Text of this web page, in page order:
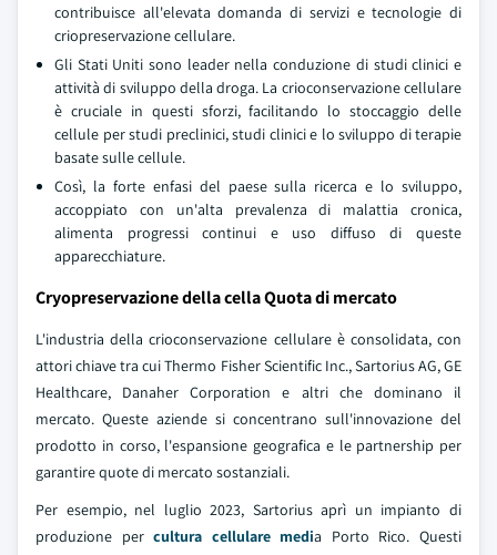
contribuisce all'elevata domanda di servizi e tecnologie di
criopreservazione cellulare.
Gli Stati Uniti sono leader nella conduzione di studi clinici e
attività di sviluppo della droga. La crioconservazione cellulare
è cruciale in questi sforzi, facilitando lo stoccaggio delle
cellule per studi preclinici, studi clinici e lo sviluppo di terapie
basate sulle cellule.
Così, la forte enfasi del paese sulla ricerca e lo sviluppo,
accoppiato con un'alta prevalenza di malattia cronica,
alimenta progressi continui e uso diffuso di queste
apparecchiature.
Cryopreservazione della cella Quota di mercato
L'industria della crioconservazione cellulare è consolidata, con
attori chiave tra cui Thermo Fisher Scientific Inc., Sartorius AG, GE
Healthcare, Danaher Corporation e altri che dominano il
mercato. Queste aziende si concentrano sull'innovazione del
prodotto in corso, l'espansione geografica e le partnership per
garantire quote di mercato sostanziali.
Per esempio, nel luglio 2023, Sartorius aprì un impianto di
produzione percultura cellulare media Porto Rico. Questi